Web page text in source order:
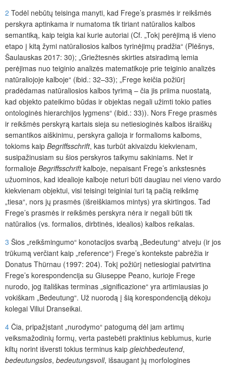
2 Todėl nebūtų teisinga manyti, kad Frege’s prasmės ir reikšmės
perskyra aptinkama ir numatoma tik tiriant natūralios kalbos
semantiką, kaip teigia kai kurie autoriai (Cf. „Tokį perėjimą iš vieno
etapo į kitą žymi natūraliosios kalbos tyrinėjimų pradžia“ (Plėšnys,
Šaulauskas 2017: 30); „Griežtesnės skirties atsiradimą lemia
perėjimas nuo teiginio analizės matematikoje prie teiginio analizės
natūraliojoje kalboje“ (ibid.: 32–33); „Frege keičia požiūrį
pradėdamas natūraliosios kalbos tyrimą – čia jis priima nuostatą,
kad objekto pateikimo būdas ir objektas negali užimti tokio paties
ontologinės hierarchijos lygmens“ (ibid.: 33)). Nors Frege prasmės
ir reikšmės perskyrą kartais sieja su netiesioginės kalbos išraiškų
semantikos aiškinimu, perskyra galioja ir formalioms kalboms,
tokioms kaip Begriffsschrift, kas turbūt akivaizdu kiekvienam,
susipažinusiam su šios perskyros taikymu sakiniams. Net ir
formalioje Begriffsschriftkalboje, nepaisant Frege’s ankstesnės
užuominos, kad idealioje kalboje neturi būti daugiau nei vieno vardo
kiekvienam objektui, visi teisingi teiginiai turi tą pačią reikšmę
„tiesa“, nors jų prasmės (išreiškiamos mintys) yra skirtingos. Tad
Frege’s prasmės ir reikšmės perskyra nėra ir negali būti tik
natūralios (vs. formalios, dirbtinės, idealios) kalbos reikalas.
3 Šios „reikšmingumo“ konotacijos svarbą „Bedeutung“ atveju (ir jos
trūkumą verčiant kaip „reference“) Frege’s kontekste pabrėžia ir
Donatus Thürnau (1997: 204). Tokį požiūrį netiesiogiai patvirtina
Frege’s korespondencija su Giuseppe Peano, kurioje Frege
nurodo, jog itališkas terminas „significazione“ yra artimiausias jo
vokiškam „Bedeutung“. Už nuorodą į šią korespondenciją dėkoju
kolegai Viliui Dranseikai.
4 Čia, pripažįstant „nurodymo“ patogumą dėl jam artimų
veiksmažodinių formų, verta pastebėti praktinius keblumus, kurie
kiltų norint išversti tokius terminus kaip gleichbedeutend,
bedeutungslos, bedeutungsvoll, išsaugant jų morfologines